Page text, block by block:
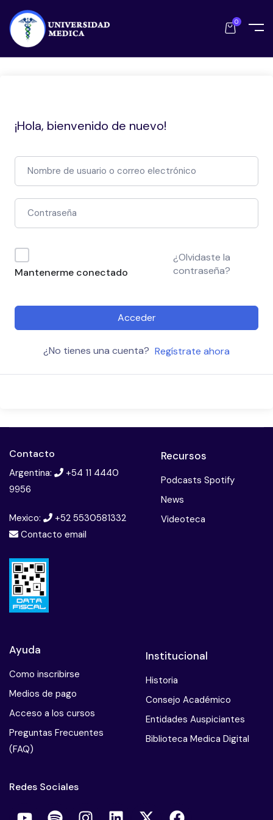
0
¡Hola, bienvenido de nuevo!
Mantenerme conectado
¿Olvidaste la
contraseña?
Acceder
¿No tienes una cuenta? Regístrate ahora
Contacto
Argentina:
+54 11 4440
9956
Mexico:
+52 5530581332
Contacto email
Recursos
Podcasts Spotify
News
Videoteca
Ayuda
Como inscribirse
Medios de pago
Acceso a los cursos
Preguntas Frecuentes
(FAQ)
Institucional
Historia
Consejo Académico
Entidades Auspiciantes
Biblioteca Medica Digital
Redes Sociales